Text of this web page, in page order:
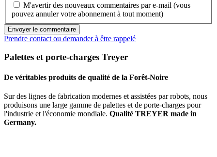
M'avertir des nouveaux commentaires par e-mail (vous
pouvez annuler votre abonnement à tout moment)
Envoyer le commentaire
Prendre contact ou demander à être rappelé
Palettes et porte-charges Treyer
De véritables produits de qualité de la Forêt-Noire
Sur des lignes de fabrication modernes et assistées par robots, nous
produisons une large gamme de palettes et de porte-charges pour
l'industrie et l'économie mondiale. Qualité TREYER made in
Germany.